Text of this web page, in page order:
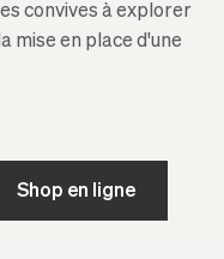
convives à explorer
mise en place d'une
Shop en ligne